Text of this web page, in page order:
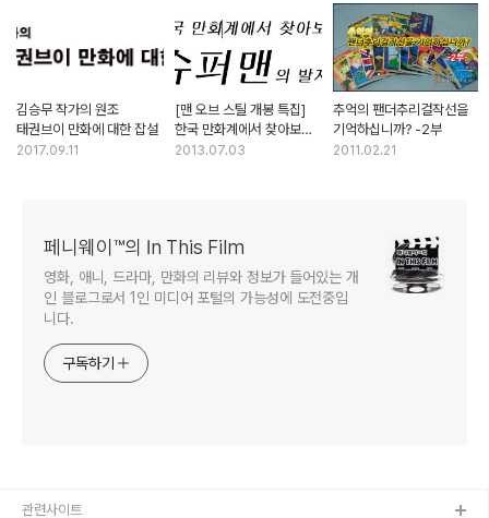
김승무 작가의 원조
태권브이 만화에 대한 잡설
2017.09.11
[맨 오브 스틸 개봉 특집]
한국 만화계에서 찾아보는
슈퍼맨의 발자취
2013.07.03
추억의 팬더추리걸작선을
기억하십니까? -2부
2011.02.21
페니웨이™의 In This Film
영화, 애니, 드라마, 만화의 리뷰와 정보가 들어있는 개
인 블로그로서 1인 미디어 포털의 가능성에 도전중입
니다.
구독하기
관련사이트